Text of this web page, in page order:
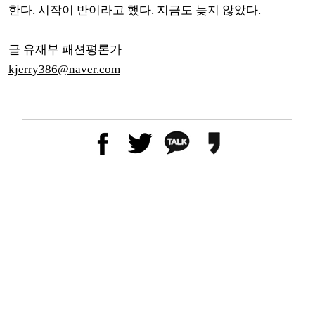
한다. 시작이 반이라고 했다. 지금도 늦지 않았다.
글 유재부 패션평론가
kjerry386@naver.com